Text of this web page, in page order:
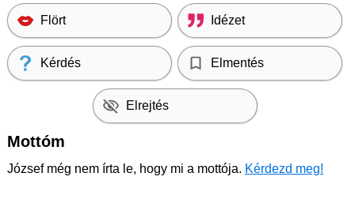
Flört Idézet
Kérdés Elmentés
Elrejtés
Mottóm
József még nem írta le, hogy mi a mottója. Kérdezd meg!